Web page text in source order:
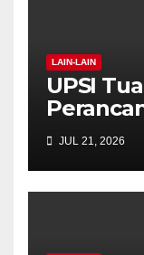
LAIN-LAIN
UPSI
Journal
Education
JUL 21, 2026